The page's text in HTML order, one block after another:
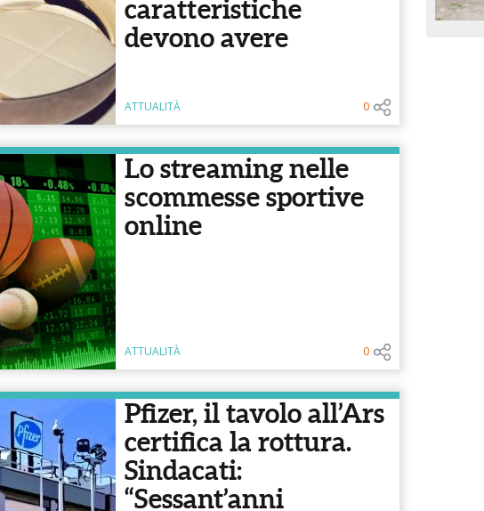
caratteristiche
devono avere
ATTUALITÀ 0
Lo streaming nelle
scommesse sportive
online
ATTUALITÀ 0
Pfizer, il tavolo all’Ars
certifica la rottura.
Sindacati:
“Sessant’anni